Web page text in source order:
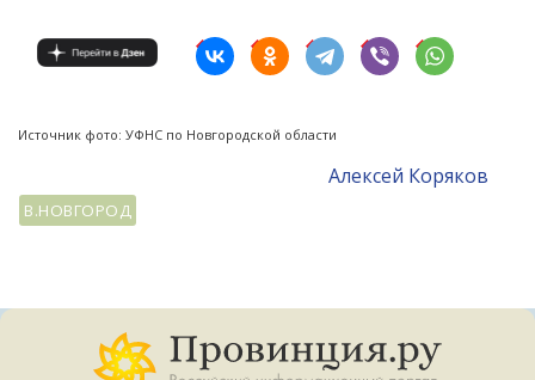
Источник фото: УФНС по Новгородской области
Алексей Коряков
В.НОВГОРОД